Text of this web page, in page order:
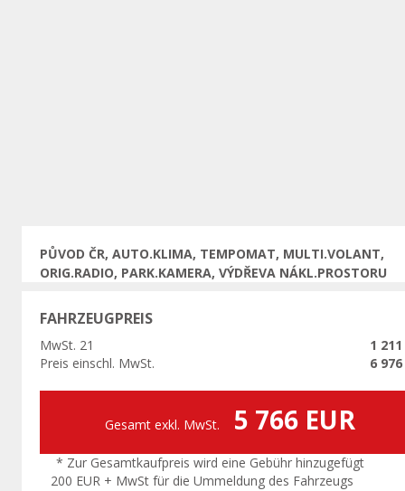
PŮVOD ČR, AUTO.KLIMA, TEMPOMAT, MULTI.VOLANT,
ORIG.RADIO, PARK.KAMERA, VÝDŘEVA NÁKL.PROSTORU
FAHRZEUGPREIS
MwSt. 21
1 211
Preis einschl. MwSt.
6 976
Gesamt exkl. MwSt. 5 766 EUR
* Zur Gesamtkaufpreis wird eine Gebühr hinzugefügt
200 EUR + MwSt für die Ummeldung des Fahrzeugs